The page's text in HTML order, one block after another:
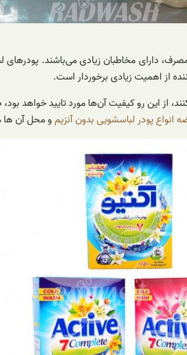
دارای مخاطبان زیادی می‌باشند. پودر‌های
از اهمیت زیادی برخوردار است.
از این رو کیفیت آن‌ها مورد تایید خواهد
انواع پودر لباسشویی بدون آنزیمو محل آن ها